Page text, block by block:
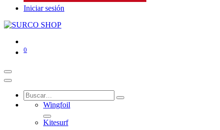
Iniciar sesión
0
Wingfoil
Kitesurf